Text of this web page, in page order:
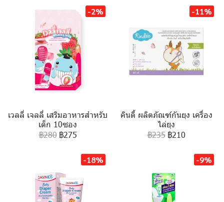
-2%
เวลลี่ เจลลี่ เสริมอาหารสำหรับ
เด็ก 10ซอง
฿280 ฿275
-11%
คินดี้ ผลิตภัณฑ์กันยุง เครื่อง
ไล่ยุง
฿235 ฿210
-18% -9%